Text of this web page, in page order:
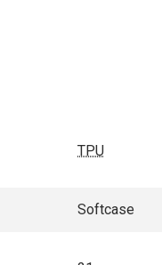
TPU
Softcase